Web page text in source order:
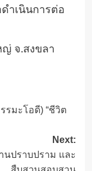
ำเนินการต่อ
ญ่ จ.สงขลา
รมะโอดี) “ชีวิต
Next:
นปราบปราม และ